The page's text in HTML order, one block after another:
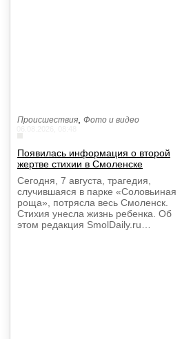
Происшествия Фото и видео
Появилась информация о второй
жертве стихии в Смоленске
Сегодня, 7 августа, трагедия,
случившаяся в парке «Соловьиная
роща», потрясла весь Смоленск.
Стихия унесла жизнь ребенка. Об
этом редакция SmolDaily.ru…